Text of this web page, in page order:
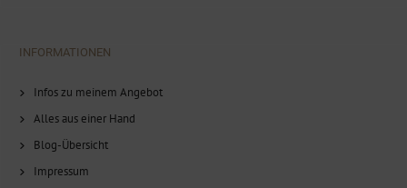
INFORMATIONEN
Infos zu meinem Angebot
Alles aus einer Hand
Blog-Übersicht
Impressum